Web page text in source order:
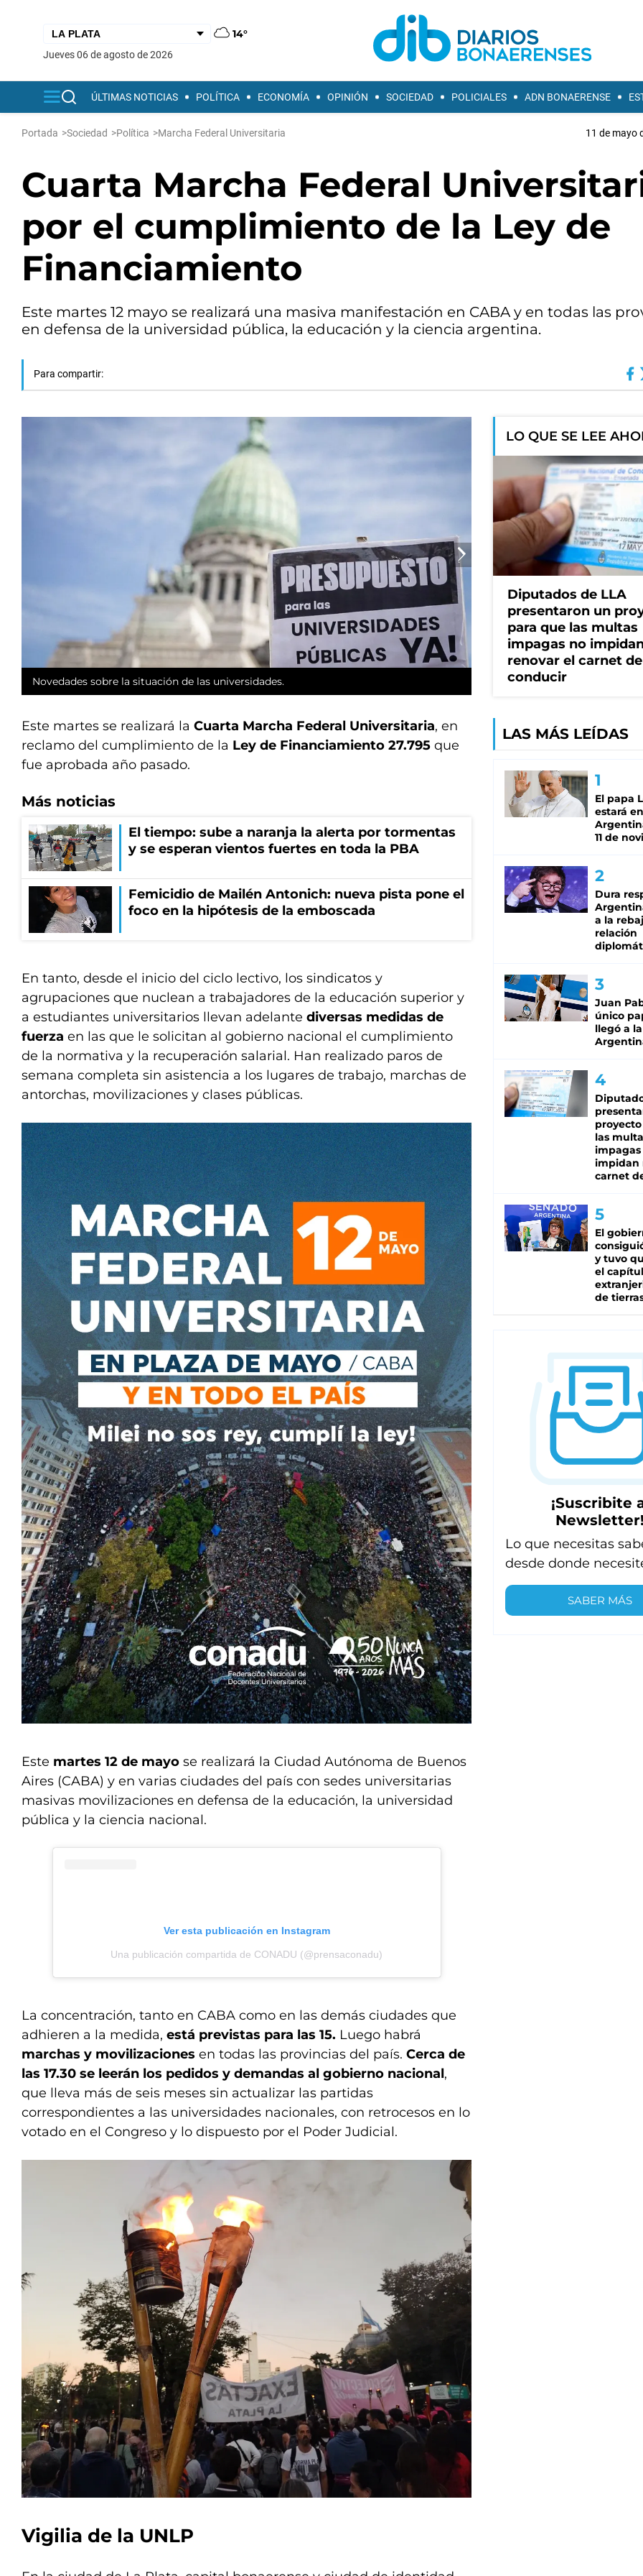
14°
jueves 06 de agosto de 2026
ÚLTIMAS NOTICIAS POLÍTICA ECONOMÍA OPINIÓN SOCIEDAD POLICIALES ADN BONAERENSE
Portada >Sociedad >Política >Marcha Federal Universitaria 11 de mayo
Cuarta Marcha Federal
por el cumplimiento de la Ley de
Financiamiento
Este martes 12 mayo se realizará una masiva manifestación en CABA y en todas las
en defensa de la universidad pública, la educación y la ciencia argentina.
Para compartir:
Novedades sobre la situación de las universidades.
Este martes se realizará la Cuarta Marcha Federal Universitaria, en
reclamo del cumplimiento de la Ley de Financiamiento 27.795 que
fue aprobada año pasado.
Más noticias
El tiempo: sube a naranja la alerta por tormentas
y se esperan vientos fuertes en toda la PBA
Femicidio de Mailén Antonich: nueva pista pone el
foco en la hipótesis de la emboscada
En tanto, desde el inicio del ciclo lectivo, los sindicatos y
agrupaciones que nuclean a trabajadores de la educación superior y
a estudiantes universitarios llevan adelante diversas medidas de
fuerza en las que le solicitan al gobierno nacional el cumplimiento
de la normativa y la recuperación salarial. Han realizado paros de
semana completa sin asistencia a los lugares de trabajo, marchas de
antorchas, movilizaciones y clases públicas.
Este martes 12 de mayo se realizará la Ciudad Autónoma de Buenos
Aires (CABA) y en varias ciudades del país con sedes universitarias
masivas movilizaciones en defensa de la educación, la universidad
pública y la ciencia nacional.
Ver esta publicación en Instagram
Una publicación compartida de CONADU (@prensaconadu)
La concentración, tanto en CABA como en las demás ciudades que
adhieren a la medida, está previstas para las 15. Luego habrá
marchas y movilizaciones en todas las provincias del país. Cerca de
las 17.30 se leerán los pedidos y demandas al gobierno nacional,
que lleva más de seis meses sin actualizar las partidas
correspondientes a las universidades nacionales, con retrocesos en lo
votado en el Congreso y lo dispuesto por el Poder Judicial.
Vigilia de la UNLP
LO QUE SE LEE
Diputados de LLA
presentaron un
para que las multas
impagas no
renovar el carnet de
conducir
LAS MÁS LEÍDAS
El papa
estará
11 de
Dura
a la
relación
Juan
único
llegó a la
las
impagas
impidan
carnet
El
y tuvo
el
de
¡Suscribite
Newsletter!
Lo que necesitas
desde donde
SABER MÁS